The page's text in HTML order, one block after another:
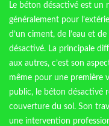
Le béton désactivé est un
généralement pour
d’un ciment, de l’eau et
désactivé. La principale
aux autres, c’est son
même pour une première
public, le béton désactivé
couverture du sol. Son
une intervention